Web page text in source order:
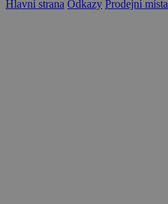
Hlavní strana Odkazy Prodejní místa